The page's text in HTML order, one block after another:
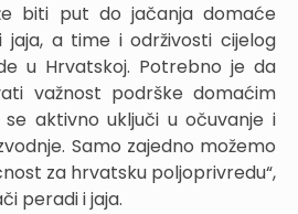
biti put do jačanja domaće
jaja, a time i održivosti cijelog
u Hrvatskoj. Potrebno je da
važnost podrške domaćim
aktivno uključi u očuvanje i
Samo zajedno možemo
za hrvatsku poljoprivredu“,
peradi i jaja.